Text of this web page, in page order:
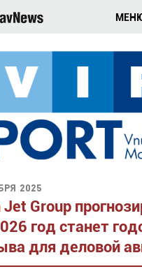
2025
Jet Group
год станет
для деловой